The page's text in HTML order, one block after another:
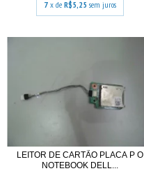
7 x de R$5,25 sem juros
LEITOR DE CARTÃO PLACA P O
NOTEBOOK DELL...